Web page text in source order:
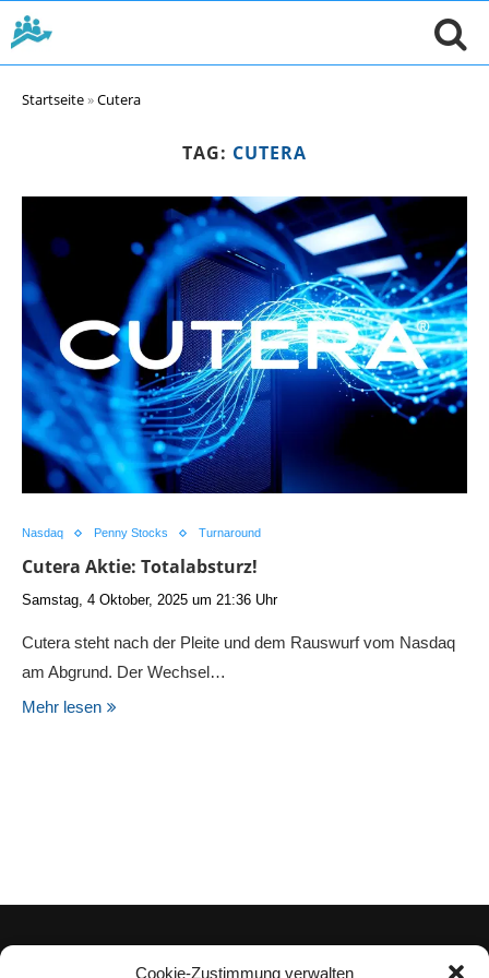
Cookie-Zustimmung verwalten
Startseite»Cutera
TAG: CUTERA
Nasdaq Penny Stocks Turnaround
Cutera Aktie: Totalabsturz!
Samstag, 4 Oktober, 2025 um 21:36 Uhr
Cutera steht nach der Pleite und dem Rauswurf vom Nasdaq
am Abgrund. Der Wechsel…
Mehr lesen